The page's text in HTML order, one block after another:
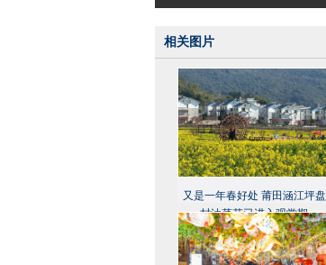
相关图片
又是一年春好处 莆田涵江坪盘
村油菜花已进入观赏期